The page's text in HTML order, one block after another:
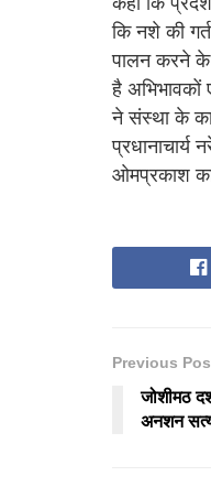
कि नशे की
पालन करने के
है अभिभावकों
ने संस्था के
प्रधानाचार्य
ओमप्रकाश
Previous
जोशीमठ
अनशन